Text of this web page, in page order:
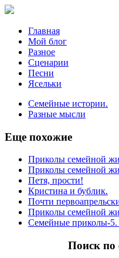
Главная
Мой блог
Разное
Сценарии
Песни
Ясельки
Семейные истории.
Разные мысли
Еще похожие
Приколы семейной
Приколы семейной
Петя, прости!
Кристина и бублик.
Почти
Приколы семейной
Семейные приколы-5.
Поиск по